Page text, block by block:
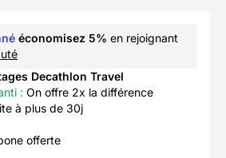
économisez 5% en rejoignant
Decathlon Travel
: On offre 2x la différence
à plus de 30j
offerte